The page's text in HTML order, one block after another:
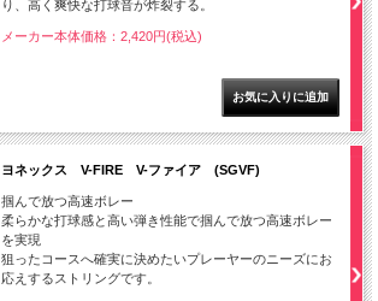
り、高く爽快な打球音が炸裂する。
メーカー本体価格：2,420円(税込)
ヨネックス V-FIRE V-ファイア (SGVF)
掴んで放つ高速ボレー
柔らかな打球感と高い弾き性能で掴んで放つ高速ボレー
を実現
狙ったコースへ確実に決めたいプレーヤーのニーズにお
応えするストリングです。